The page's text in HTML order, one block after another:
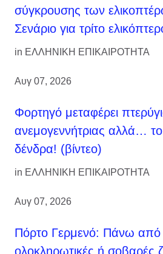
σύγκρουσης των
Σενάριο για τρίτο
in ΕΛΛΗΝΙΚΗ ΕΠΙΚΑΙΡΟΤΗΤΑ
Αυγ 07, 2026
Φορτηγό μεταφέρει
ανεμογεννήτριας αλλά…
δένδρα! (βίντεο)
in ΕΛΛΗΝΙΚΗ ΕΠΙΚΑΙΡΟΤΗΤΑ
Αυγ 07, 2026
Πόρτο Γερμενό: Πάνω από
ολοκληρωτικές ή σοβαρές